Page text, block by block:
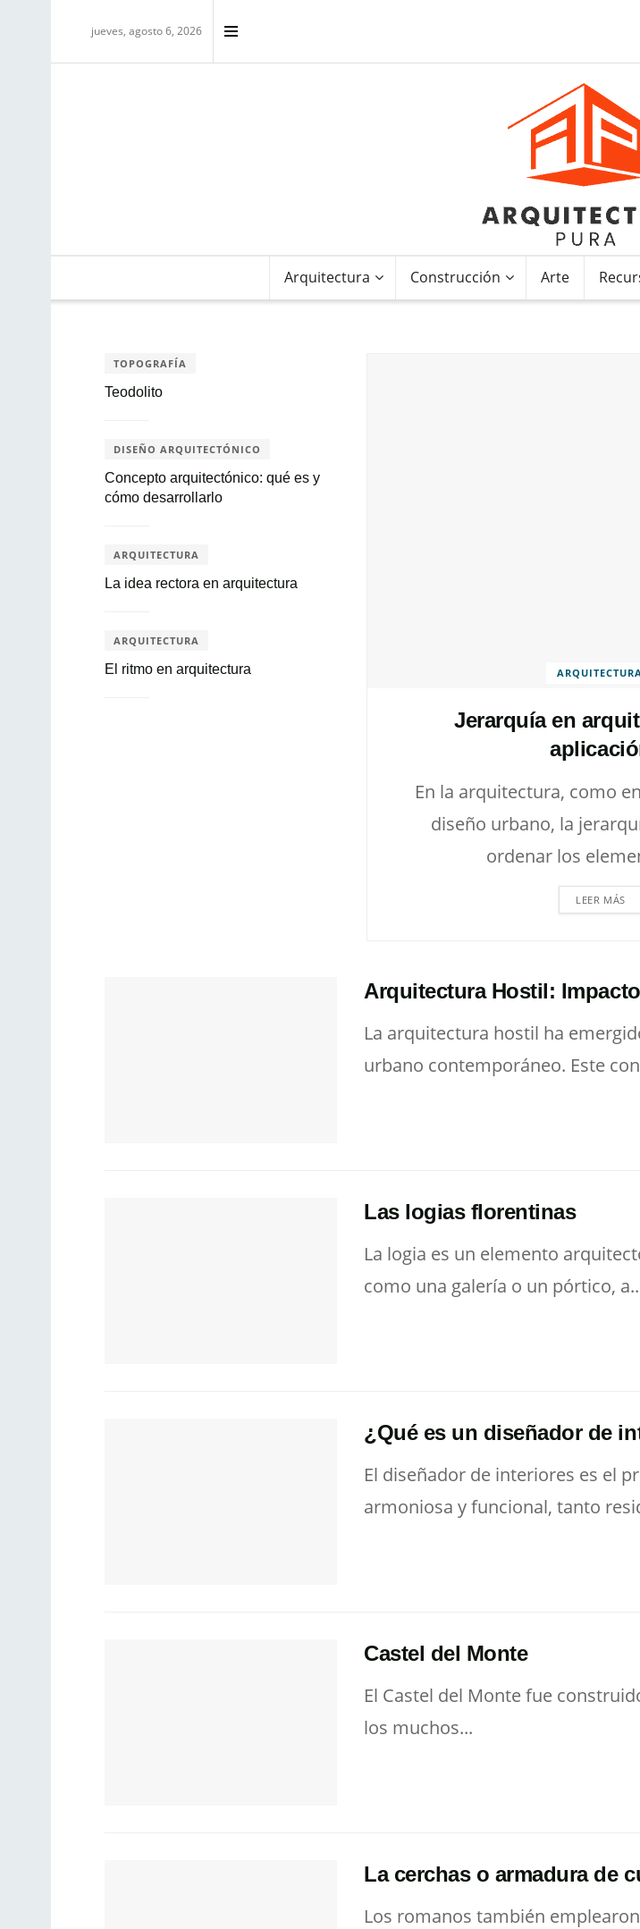
jueves, agosto 6, 2026
Arquitectura Construcción Arte
ARQUITECTURA
Jerarquía en
En la arquitectura, como
diseño urbano, la
ordenar los
LEER MÁS
TOPOGRAFÍA
Teodolito
DISEÑO ARQUITECTÓNICO
Concepto arquitectónico: qué es y
cómo desarrollarlo
ARQUITECTURA
La idea rectora en arquitectura
ARQUITECTURA
El ritmo en arquitectura
Arquitectura Hostil:
La arquitectura hostil ha
urbano contemporáneo. Este
Las logias florentinas
La logia es un elemento
como una galería o un pórtico,
¿Qué es un diseñador de
El diseñador de interiores es el
armoniosa y funcional, tanto
Castel del Monte
El Castel del Monte fue
los muchos...
La cerchas o armadura de
Los romanos también